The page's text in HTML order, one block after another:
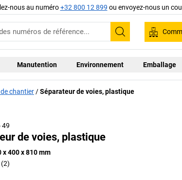
nous au numéro+32 800 12 899 ou envoyez-nous un
Recherche
Manutention Environnement Emballage
chantier Séparateur de voies, plastique
49
de voies, plastique
x 400 x 810 mm
(2)